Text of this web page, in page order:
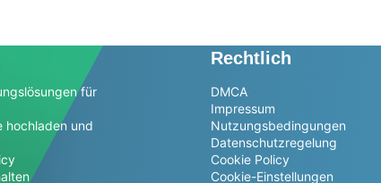
für
hochladen und
Rechtlich
DMCA
Impressum
Nutzungsbedingungen
Datenschutzregelung
Cookie Policy
Cookie-Einstellungen